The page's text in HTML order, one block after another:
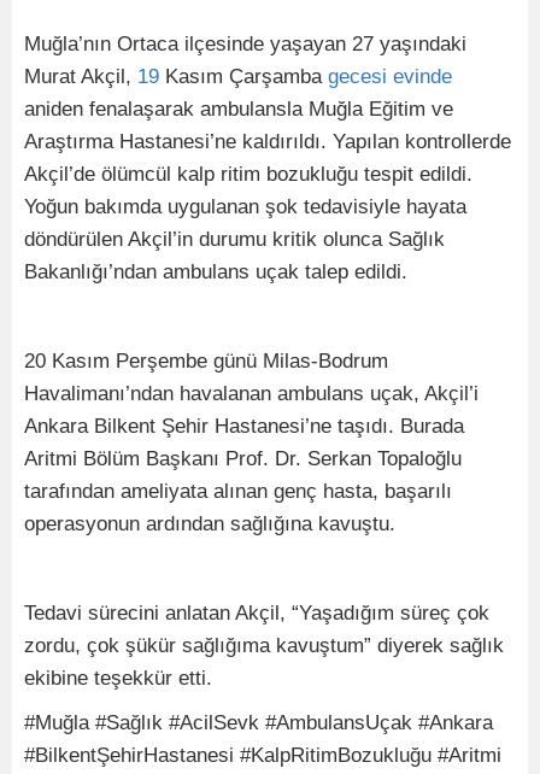
Muğla’nın Ortaca ilçesinde yaşayan 27 yaşındaki
Murat Akçil, 19 Kasım Çarşamba gecesi evinde
aniden fenalaşarak ambulansla Muğla Eğitim ve
Araştırma Hastanesi’ne kaldırıldı. Yapılan kontrollerde
Akçil’de ölümcül kalp ritim bozukluğu tespit edildi.
Yoğun bakımda uygulanan şok tedavisiyle hayata
döndürülen Akçil’in durumu kritik olunca Sağlık
Bakanlığı’ndan ambulans uçak talep edildi.
20 Kasım Perşembe günü Milas-Bodrum
Havalimanı’ndan havalanan ambulans uçak, Akçil’i
Ankara Bilkent Şehir Hastanesi’ne taşıdı. Burada
Aritmi Bölüm Başkanı Prof. Dr. Serkan Topaloğlu
tarafından ameliyata alınan genç hasta, başarılı
operasyonun ardından sağlığına kavuştu.
Tedavi sürecini anlatan Akçil, “Yaşadığım süreç çok
zordu, çok şükür sağlığıma kavuştum” diyerek sağlık
ekibine teşekkür etti.
#Muğla #Sağlık #AcilSevk #AmbulansUçak #Ankara
#BilkentŞehirHastanesi #KalpRitimBozukluğu #Aritmi